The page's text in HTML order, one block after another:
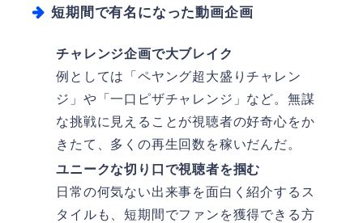
短期間で有名になった動画企画
チャレンジ企画で大ブレイク
例としては「ペヤング超大盛りチャレン
ジ」や「一口ピザチャレンジ」など。無謀
な挑戦に見えることが視聴者の好奇心をか
きたて、多くの再生回数を稼いだんだ。
ユニークな切り口で視聴者を掴む
日常の何気ない出来事を面白く紹介するス
タイルも、短期間でファンを獲得できる方